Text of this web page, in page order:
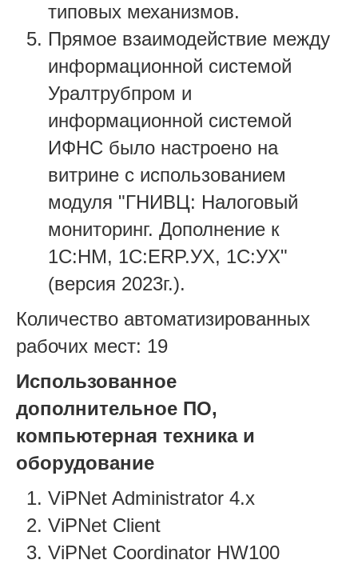
типовых механизмов.
Прямое взаимодействие между
информационной системой
Уралтрубпром и
информационной системой
ИФНС было настроено на
витрине с использованием
модуля "ГНИВЦ: Налоговый
мониторинг. Дополнение к
1С:НМ, 1С:ERP.УХ, 1С:УХ"
(версия 2023г.).
Количество автоматизированных
рабочих мест: 19
Использованное
дополнительное ПО,
компьютерная техника и
оборудование
ViPNet Administrator 4.х
ViPNet Client
ViPNet Coordinator HW100